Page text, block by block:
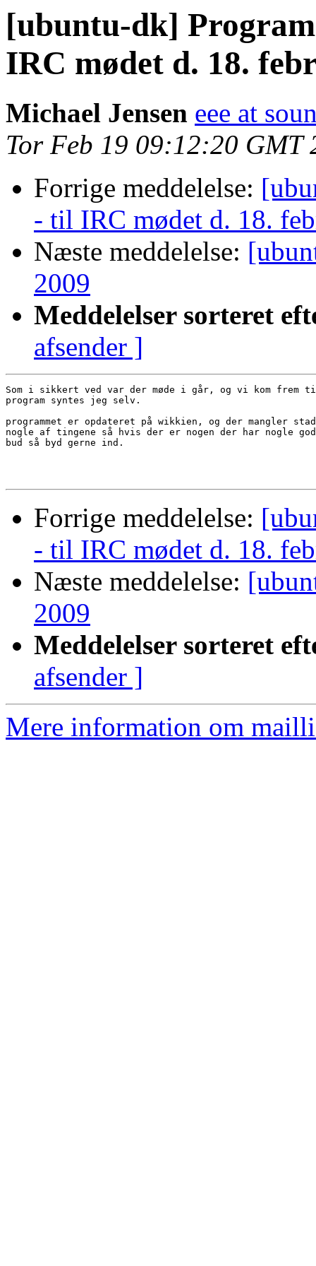
[ubuntu-dk]
IRC mødet d. 18.
Michael Jensen eee at
Tor Feb 19 09:12:20 GMT
Forrige meddelelse:
- til IRC mødet d. 18.
Næste meddelelse:
2009
Meddelelser sorteret
afsender ]
Som i sikkert ved var der møde i går, og vi kom
program syntes jeg selv.
programmet er opdateret på wikkien, og der mangler
nogle af tingene så hvis der er nogen der har nogle
bud så byd gerne ind.
Forrige meddelelse:
- til IRC mødet d. 18.
Næste meddelelse:
2009
Meddelelser sorteret
afsender ]
Mere information om